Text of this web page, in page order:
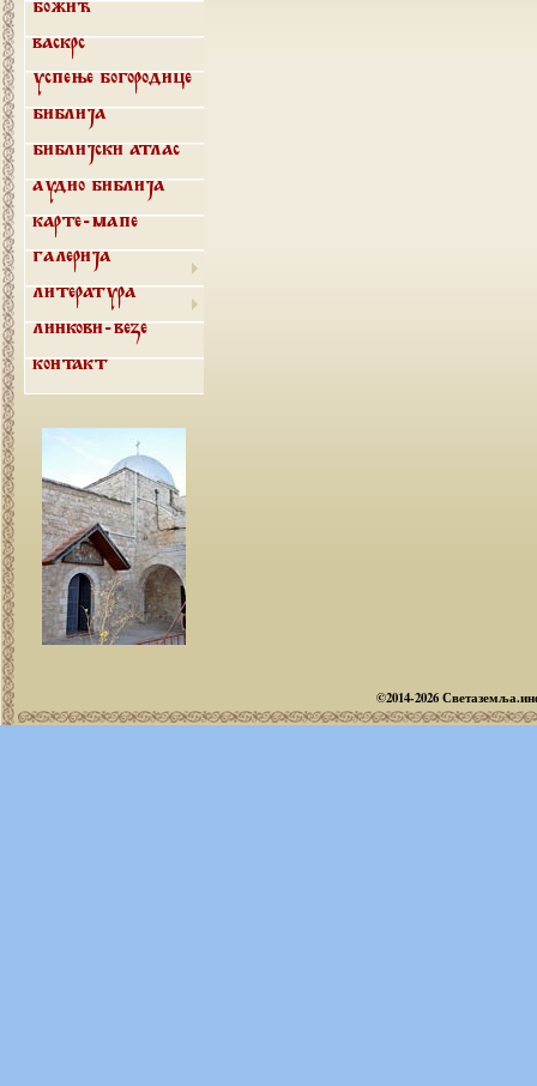
Божић
Васкрс
Успење Богородице
Библија
Библијски атлас
Аудио библија
Карте-мапе
Галерија
Литература
Линкови-везе
Контакт
©2014-2026